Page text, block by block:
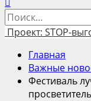
Найти:
Проект: STOP-
Главная
Важные
Фестиваль